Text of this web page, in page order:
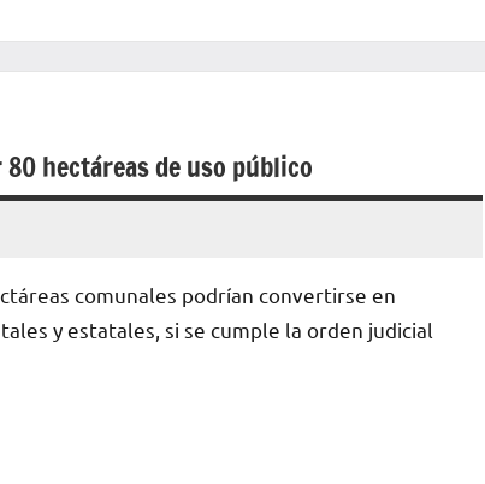
hectáreas de uso público
comunales podrían convertirse en
y estatales, si se cumple la orden judicial